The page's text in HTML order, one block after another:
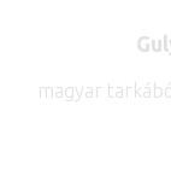
magyar